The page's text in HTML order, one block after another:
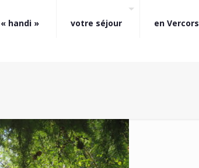
« handi » votre séjour en Vercors